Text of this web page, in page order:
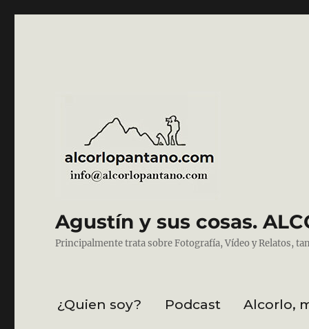
Agustín y sus cosas.
Principalmente trata sobre Fotografía, Vídeo y Relatos,
¿Quien soy? Podcast Alcorlo,